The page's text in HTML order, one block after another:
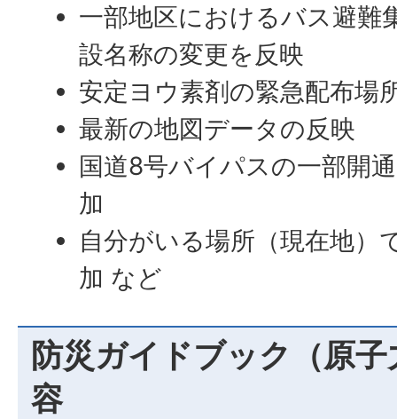
一部地区におけるバス避難
設名称の変更を反映
安定ヨウ素剤の緊急配布場
最新の地図データの反映
国道8号バイパスの一部開
加
自分がいる場所（現在地）
加 など
防災ガイドブック（原
容